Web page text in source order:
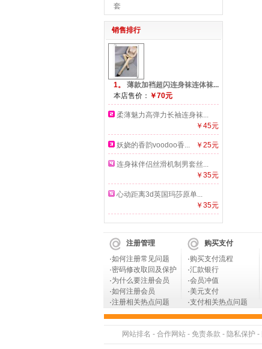
套
销售排行
1。
薄款加裆超闪连身袜连体袜...
本店售价： ￥70元
柔薄魅力高弹力长袖连身袜...
￥45元
妖娆的香韵voodoo香... ￥25元
连身袜伴侣丝滑机制男套丝...
￥35元
心动距离3d英国玛莎原单...
￥35元
注册管理
·如何注册常见问题
·密码修改取回及保护
·为什么要注册会员
·如何注册会员
·注册相关热点问题
购买支付
·购买支付流程
·汇款银行
·会员冲值
·美元支付
·支付相关热点问题
网站排名 - 合作网站- 免责条款 - 隐私保护 -